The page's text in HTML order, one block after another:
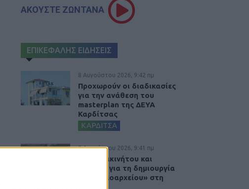
ΑΚΟΥΣΤΕ ΖΩΝΤΑΝΑ
ΕΠΙΚΕΦΑΛΗΣ ΕΙΔΗΣΕΙΣ
8 Αυγούστου 2026, 9:42 πμ
Προχωρούν οι διαδικασίες
για την ανάθεση του
masterplan της ΔΕΥΑ
Καρδίτσας
ΚΑΡΔΙΤΣΑ
8 Αυγούστου 2026, 9:41 πμ
Δωρεά ακινήτου και
μελέτης για τη δημιουργία
«Κειμηλιοαρχείου» στη